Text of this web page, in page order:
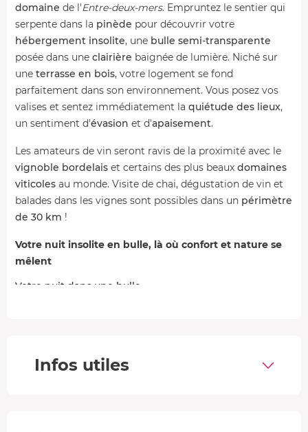
domaine de l'Entre-deux-mers. Empruntez le sentier qui
serpente dans la pinède pour découvrir votre
hébergement insolite, une bulle semi-transparente
posée dans une clairière baignée de lumière. Niché sur
une terrasse en bois, votre logement se fond
parfaitement dans son environnement. Vous posez vos
valises et sentez immédiatement la quiétude des lieux,
un sentiment d'évasion et d'apaisement.
Les amateurs de vin seront ravis de la proximité avec le
vignoble bordelais et certains des plus beaux domaines
viticoles au monde. Visite de chai, dégustation de vin et
balades dans les vignes sont possibles dans un périmètre
de 30 km !
Votre nuit insolite en bulle, là où confort et nature se
mêlent
Votre nuit dans une bulle
chauffage
et de laclimatisation
Infos utiles